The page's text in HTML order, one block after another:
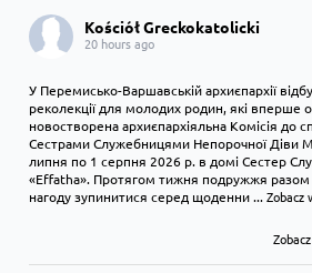
Kościół Greckokatolicki
20 hours ago
У Перемисько-Варшавській архиєпархії
реколекції для молодих родин, які вперше
новостворена архиєпархіяльна Комісія до
Сестрами Служебницями Непорочної Діви
липня по 1 серпня 2026 р. в домі Сестер
«Effatha». Протягом тижня подружжя разом
нагоду зупинитися серед щоденни...Zobacz